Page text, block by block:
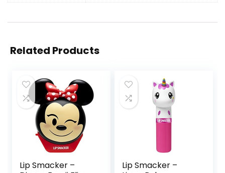
Related Products
Lip Smacker –
Lip Smacker –